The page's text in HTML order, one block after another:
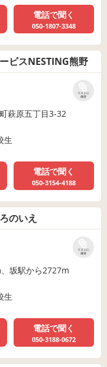
電話で聞く
050-1807-3348
ビスNESTING熊野
リストに
保存
萩原五丁目3-32
生
電話で聞く
050-3154-4188
のいえ
リストに
保存
坂駅から2727m
生
電話で聞く
050-3188-0672